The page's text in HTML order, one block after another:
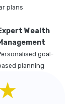
plan
floater
individual
plan
plan
plans
Wealth
goal-
planning